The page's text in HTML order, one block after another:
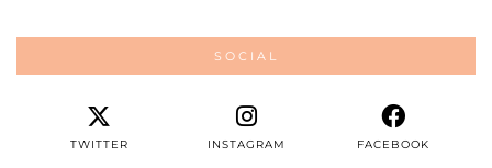
SOCIAL
TWITTER INSTAGRAM FACEBOOK